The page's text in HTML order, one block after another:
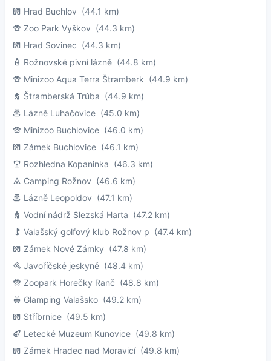
Hrad Buchlov (44.1 km)
Zoo Park Vyškov (44.3 km)
Hrad Sovinec (44.3 km)
Rožnovské pivní lázně (44.8 km)
Minizoo Aqua Terra Štramberk (44.9 km)
Štramberská Trúba (44.9 km)
Lázně Luhačovice (45.0 km)
Minizoo Buchlovice (46.0 km)
Zámek Buchlovice (46.1 km)
Rozhledna Kopaninka (46.3 km)
Camping Rožnov (46.6 km)
Lázně Leopoldov (47.1 km)
Vodní nádrž Slezská Harta (47.2 km)
Valašský golfový klub Rožnov p (47.4 km)
Zámek Nové Zámky (47.8 km)
Javoříčské jeskyně (48.4 km)
Zoopark Horečky Ranč (48.8 km)
Glamping Valašsko (49.2 km)
Stříbrnice (49.5 km)
Letecké Muzeum Kunovice (49.8 km)
Zámek Hradec nad Moravicí(49.8 km)